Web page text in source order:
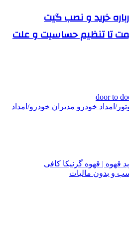
خرید و نصب گیت
تا تنظیم حساسیت و علت
door to
امداد خودرو مدیران خودرو/امداد
قهوه | قهوه گرنیکا کافی
و بدون مالیات